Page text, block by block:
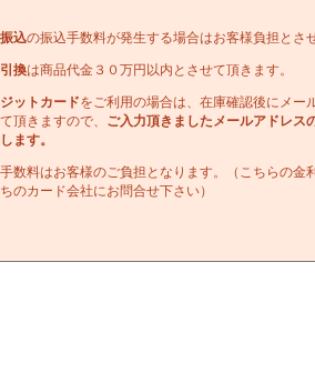
込の振込手数料が発生する場合はお客様負担とさ
換は商品代金３０万円以内とさせて頂きます。
ットカードをご利用の場合は、在庫確認後にメー
頂きますので、
ご入力頂きましたメールアドレス
ます。
数料はお客様のご負担となります。（こちらの金
のカード会社にお問合せ下さい）